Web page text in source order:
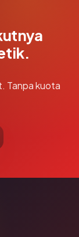
Tanpa kuota